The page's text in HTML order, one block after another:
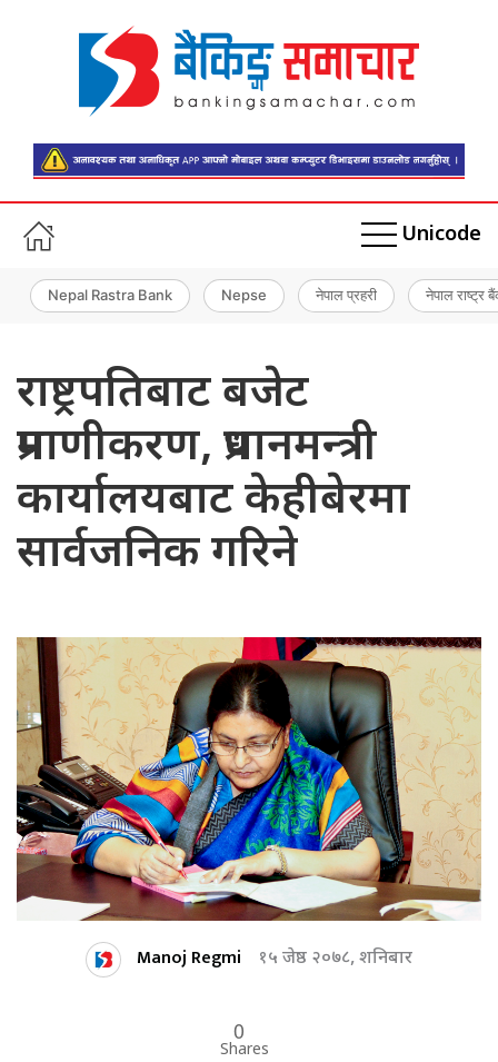
Unicode
Nepal Rastra Bank Nepse नेपाल प्रहरी नेपाल राष्ट्र
राष्ट्रपतिबाट बजेट
प्रमाणीकरण, प्रधानमन्त्री
कार्यालयबाट केहीबेरमा
सार्वजनिक गरिने
Manoj Regmi १५ जेष्ठ २०७८, शनिबार
0
Shares